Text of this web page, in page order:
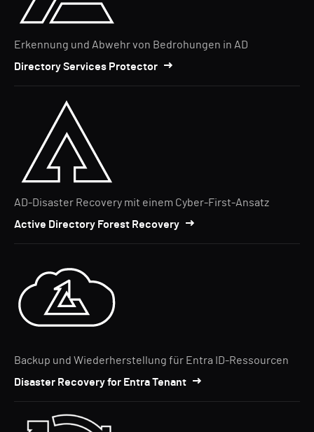
Erkennung und Abwehr von Bedrohungen in AD
Directory Services Protector
AD-Disaster Recovery mit einem Cyber-First-Ansatz
Active Directory Forest Recovery
Backup und Wiederherstellung für Entra ID-Ressourcen
Disaster Recovery for Entra Tenant